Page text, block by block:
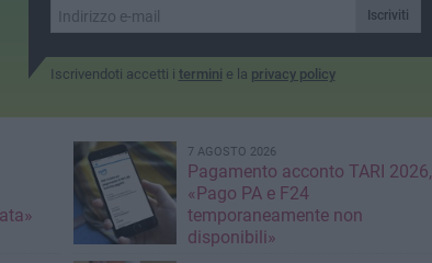
Iscriviti
Iscrivendoti accetti i termini e la privacy policy
7 AGOSTO 2026
Pagamento acconto TARI 2026,
«Pago PA e F24
temporaneamente non
disponibili»